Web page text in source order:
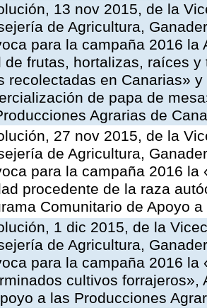
13 nov 2015, de la
de Agricultura,
para la campaña 2016
de frutas, hortalizas, raíces
recolectadas en Canarias»
de papa de
Agrarias de
27 nov 2015, de la
de Agricultura,
para la campaña 2016
procedente de la raza
Comunitario de Apoyo
1 dic 2015, de la
de Agricultura,
para la campaña 2016 la
cultivos forrajeros»,
a las Producciones